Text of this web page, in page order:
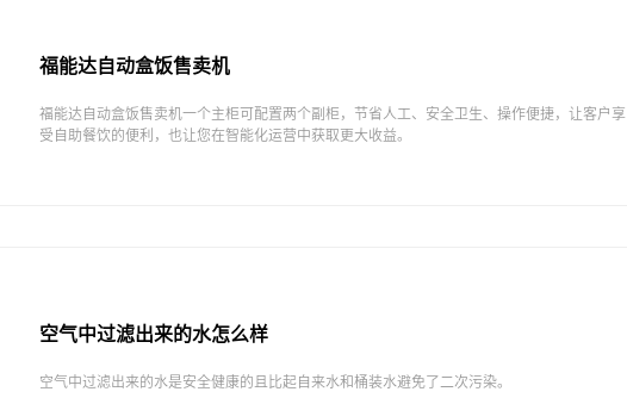
福能达自动盒饭售卖机
福能达自动盒饭售卖机一个主柜可配置两个副柜，节省人工、安全卫生、操作便捷，让客户享
受自助餐饮的便利，也让您在智能化运营中获取更大收益。
空气中过滤出来的水怎么样
空气中过滤出来的水是安全健康的且比起自来水和桶装水避免了二次污染。